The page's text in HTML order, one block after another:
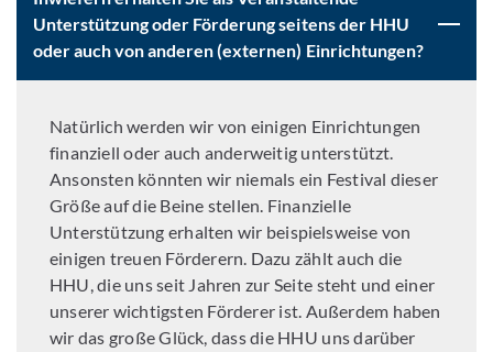
Unterstützung oder Förderung seitens der HHU
oder auch von anderen (externen) Einrichtungen?
Natürlich werden wir von einigen Einrichtungen
finanziell oder auch anderweitig unterstützt.
Ansonsten könnten wir niemals ein Festival dieser
Größe auf die Beine stellen. Finanzielle
Unterstützung erhalten wir beispielsweise von
einigen treuen Förderern. Dazu zählt auch die
HHU, die uns seit Jahren zur Seite steht und einer
unserer wichtigsten Förderer ist. Außerdem haben
wir das große Glück, dass die HHU uns darüber